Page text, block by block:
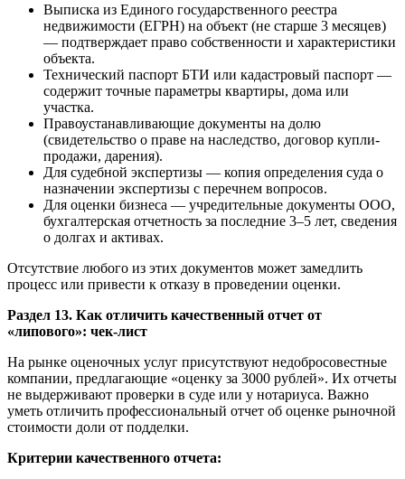
Выписка из Единого государственного реестра
недвижимости (ЕГРН) на объект (не старше 3 месяцев)
— подтверждает право собственности и характеристики
объекта.
Технический паспорт БТИ или кадастровый паспорт —
содержит точные параметры квартиры, дома или
участка.
Правоустанавливающие документы на долю
(свидетельство о праве на наследство, договор купли-
продажи, дарения).
Для судебной экспертизы — копия определения суда о
назначении экспертизы с перечнем вопросов.
Для оценки бизнеса — учредительные документы ООО,
бухгалтерская отчетность за последние 3–5 лет, сведения
о долгах и активах.
Отсутствие любого из этих документов может замедлить
процесс или привести к отказу в проведении оценки.
Раздел 13. Как отличить качественный отчет от
«липового»: чек-лист
На рынке оценочных услуг присутствуют недобросовестные
компании, предлагающие «оценку за 3000 рублей». Их отчеты
не выдерживают проверки в суде или у нотариуса. Важно
уметь отличить профессиональный отчет об оценке рыночной
стоимости доли от подделки.
Критерии качественного отчета: